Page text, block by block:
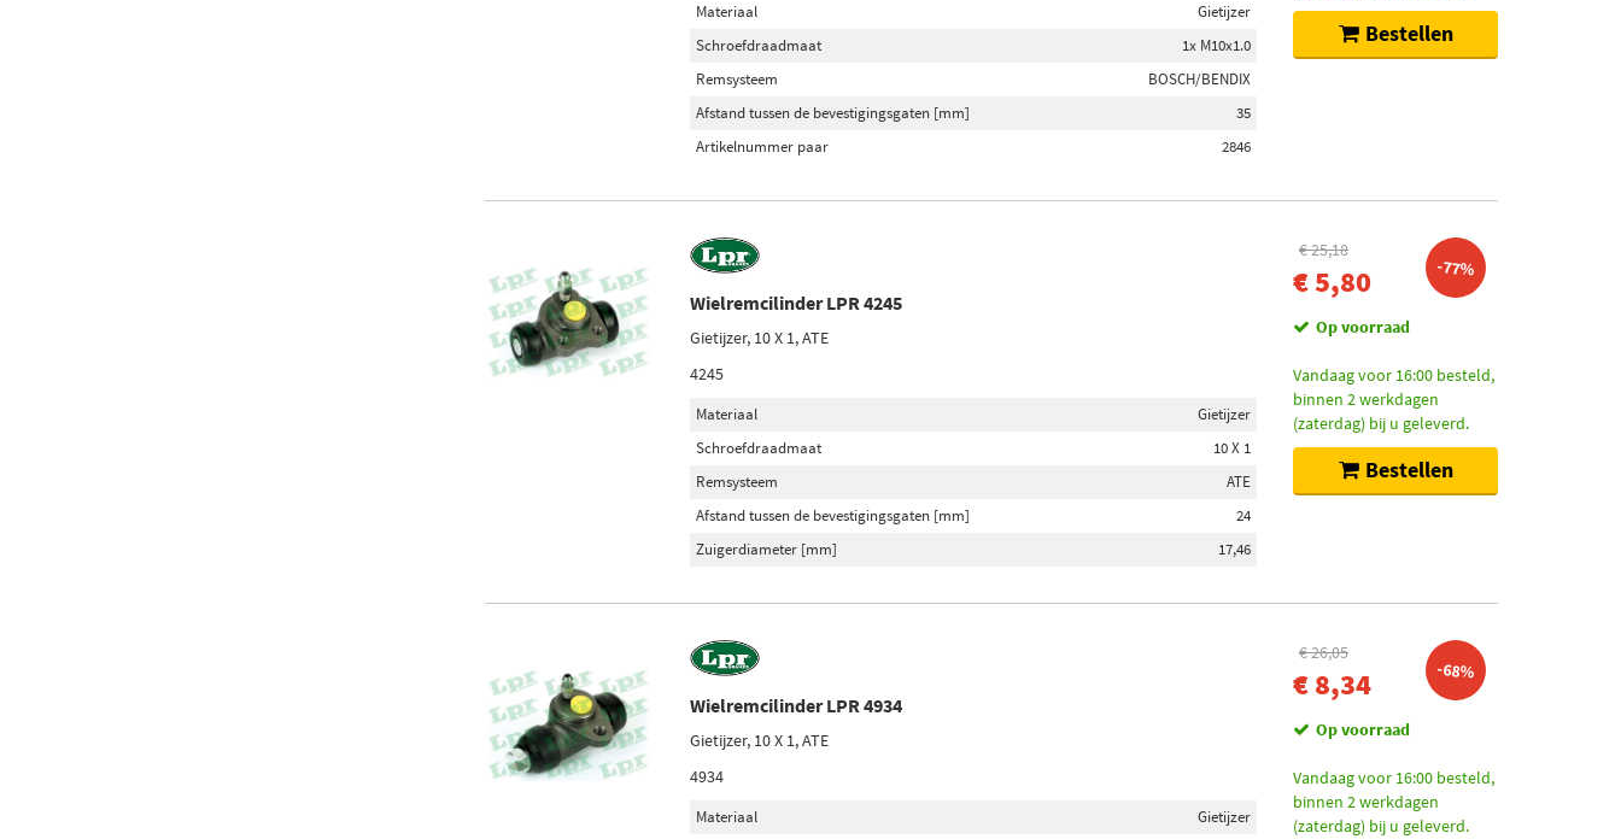
Materiaal
Gietijzer
Schroefdraadmaat
1x M10x1.0
Remsysteem
BOSCH/BENDIX
Afstand tussen de bevestigingsgaten [mm]
35
Artikelnummer paar
2846
Bestellen
Wielremcilinder LPR 4245
Gietijzer, 10 X 1, ATE
4245
Materiaal
Gietijzer
Schroefdraadmaat
10 X 1
Remsysteem
ATE
Afstand tussen de bevestigingsgaten [mm]
24
Zuigerdiameter [mm]
17,46
€ 25,18
€ 5,80 -77%
Op voorraad
Vandaag voor 16:00 besteld,
binnen 2 werkdagen
(zaterdag) bij u geleverd.
Bestellen
Wielremcilinder LPR 4934
Gietijzer, 10 X 1, ATE
4934
Materiaal
Gietijzer
€ 26,05
€ 8,34 -68%
Op voorraad
Vandaag voor 16:00 besteld,
binnen 2 werkdagen
(zaterdag) bij u geleverd.